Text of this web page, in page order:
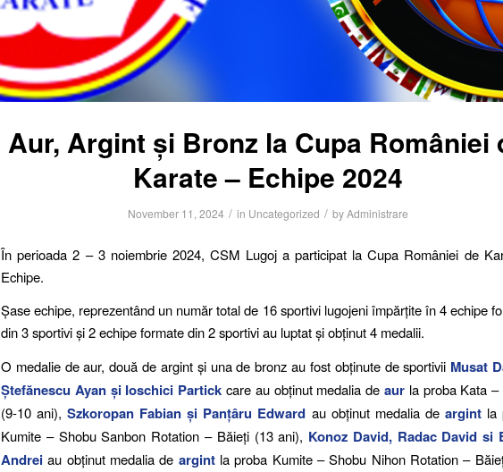
Aur, Argint și Bronz la Cupa României
Karate – Echipe 2024
November 11, 2024 / in Uncategorized / byAdministrare
În perioada 2 – 3 noiembrie 2024, CSM Lugoj a participat la Cupa României de
Echipe.
Șase echipe, reprezentând un număr total de 16 sportivi lugojeni împărțite în 4 echipe
din 3 sportivi și 2 echipe formate din 2 sportivi au luptat și obținut 4 medalii.
O medalie de aur, două de argint și una de bronz au fost obținute de sportivii Musat
Ștefănescu Ayan și Ioschici Partick care au obținut medalia deaur la proba Kata –
(9-10 ani),Szkoropan Fabian și Panțâru Edward au obținut medalia de argintla
Kumite – Shobu Sanbon Rotation – Băieți (13 ani), Konoz David, Radac David si
Andreiau obținut medalia de argintla proba Kumite – Shobu Nihon Rotation –